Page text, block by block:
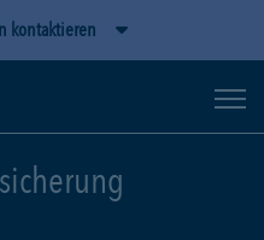
kontaktieren